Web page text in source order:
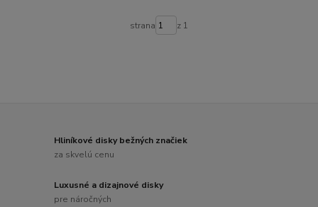
strana z 1
Hliníkové disky bežných značiek
za skvelú cenu
Luxusné a dizajnové disky
pre náročných